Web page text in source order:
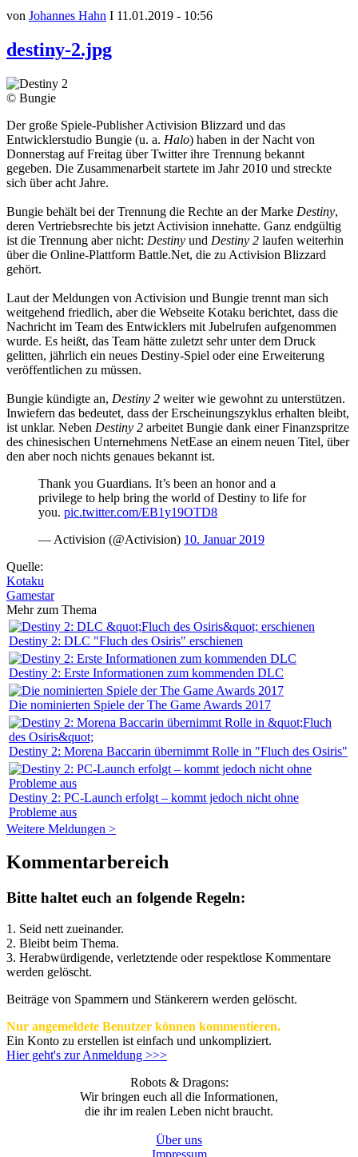
von Johannes Hahn I 11.01.2019 - 10:56
destiny-2.jpg
© Bungie
Der große Spiele-Publisher Activision Blizzard und das
Entwicklerstudio Bungie (u. a. Halo) haben in der Nacht von
Donnerstag auf Freitag über Twitter ihre Trennung bekannt
gegeben. Die Zusammenarbeit startete im Jahr 2010 und streckte
sich über acht Jahre.
Bungie behält bei der Trennung die Rechte an der Marke Destiny,
deren Vertriebsrechte bis jetzt Activision innehatte. Ganz endgültig
ist die Trennung aber nicht: Destiny und Destiny 2 laufen weiterhin
über die Online-Plattform Battle.Net, die zu Activision Blizzard
gehört.
Laut der Meldungen von Activision und Bungie trennt man sich
weitgehend friedlich, aber die Webseite Kotaku berichtet, dass die
Nachricht im Team des Entwicklers mit Jubelrufen aufgenommen
wurde. Es heißt, das Team hätte zuletzt sehr unter dem Druck
gelitten, jährlich ein neues Destiny-Spiel oder eine Erweiterung
veröffentlichen zu müssen.
Bungie kündigte an, Destiny 2 weiter wie gewohnt zu unterstützen.
Inwiefern das bedeutet, dass der Erscheinungszyklus erhalten bleibt,
ist unklar. Neben Destiny 2 arbeitet Bungie dank einer Finanzspritze
des chinesischen Unternehmens NetEase an einem neuen Titel, über
den aber noch nichts genaues bekannt ist.
Thank you Guardians. It’s been an honor and a
privilege to help bring the world of Destiny to life for
you. pic.twitter.com/EB1y19OTD8
— Activision (@Activision) 10. Januar 2019
Quelle:
Kotaku
Gamestar
Mehr zum Thema
Destiny 2: DLC "Fluch des Osiris" erschienen
Destiny 2: Erste Informationen zum kommenden DLC
Die nominierten Spiele der The Game Awards 2017
Destiny 2: Morena Baccarin übernimmt Rolle in "Fluch des Osiris"
Destiny 2: PC-Launch erfolgt – kommt jedoch nicht ohne
Probleme aus
Weitere Meldungen >
Kommentarbereich
Bitte haltet euch an folgende Regeln:
1. Seid nett zueinander.
2. Bleibt beim Thema.
3. Herabwürdigende, verletztende oder respektlose Kommentare
werden gelöscht.
Beiträge von Spammern und Stänkerern werden gelöscht.
Nur angemeldete Benutzer können kommentieren.
Ein Konto zu erstellen ist einfach und unkompliziert.
Hier geht's zur Anmeldung >>>
Robots & Dragons:
Wir bringen euch all die Informationen,
die ihr im realen Leben nicht braucht.
Über uns
Impressum